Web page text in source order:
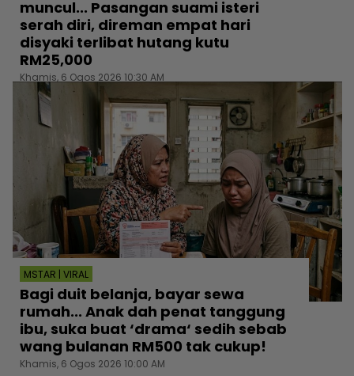
muncul... Pasangan suami isteri
serah diri, direman empat hari
disyaki terlibat hutang kutu
RM25,000
Khamis, 6 Ogos 2026 10:30 AM
MSTAR | VIRAL
Bagi duit belanja, bayar sewa
rumah... Anak dah penat tanggung
ibu, suka buat ‘drama‘ sedih sebab
wang bulanan RM500 tak cukup!
Khamis, 6 Ogos 2026 10:00 AM